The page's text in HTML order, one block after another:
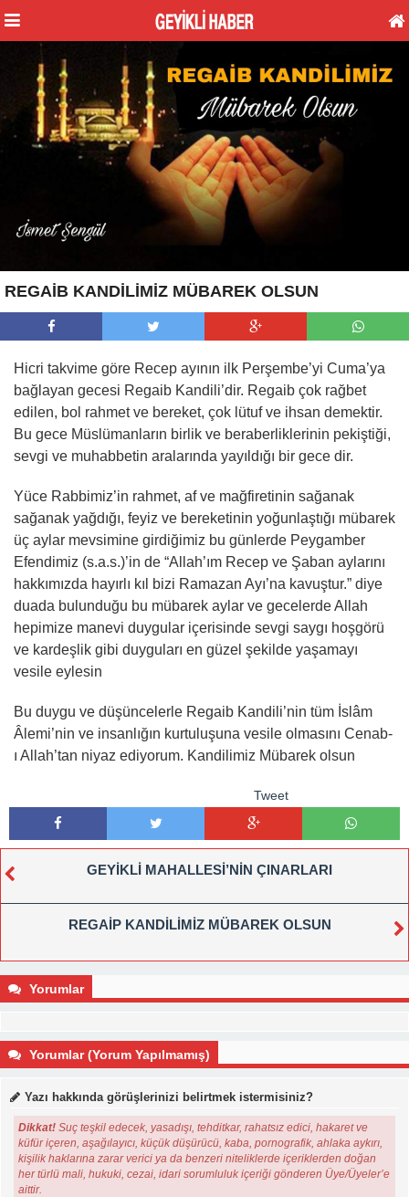
REGAİB KANDİLİMİZ MÜBAREK OLSUN
Hicri takvime göre Recep ayının ilk Perşembe’yi Cuma’ya
bağlayan gecesi Regaib Kandili’dir. Regaib çok rağbet
edilen, bol rahmet ve bereket, çok lütuf ve ihsan demektir.
Bu gece Müslümanların birlik ve beraberliklerinin pekiştiği,
sevgi ve muhabbetin aralarında yayıldığı bir gece dir.
Yüce Rabbimiz’in rahmet, af ve mağfiretinin sağanak
sağanak yağdığı, feyiz ve bereketinin yoğunlaştığı mübarek
üç aylar mevsimine girdiğimiz bu günlerde Peygamber
Efendimiz (s.a.s.)’in de “Allah’ım Recep ve Şaban aylarını
hakkımızda hayırlı kıl bizi Ramazan Ayı’na kavuştur.” diye
duada bulunduğu bu mübarek aylar ve gecelerde Allah
hepimize manevi duygular içerisinde sevgi saygı hoşgörü
ve kardeşlik gibi duyguları en güzel şekilde yaşamayı
vesile eylesin
Bu duygu ve düşüncelerle Regaib Kandili’nin tüm İslâm
Âlemi’nin ve insanlığın kurtuluşuna vesile olmasını Cenab-
ı Allah’tan niyaz ediyorum. Kandilimiz Mübarek olsun
Tweet
GEYİKLİ MAHALLESİ’NİN ÇINARLARI
REGAİP KANDİLİMİZ MÜBAREK OLSUN
Yorumlar
Yorumlar (Yorum Yapılmamış)
Yazı hakkında görüşlerinizi belirtmek istermisiniz?
Dikkat! Suç teşkil edecek, yasadışı, tehditkar, rahatsız edici, hakaret ve
küfür içeren, aşağılayıcı, küçük düşürücü, kaba, pornografik, ahlaka aykırı,
kişilik haklarına zarar verici ya da benzeri niteliklerde içeriklerden doğan
her türlü mali, hukuki, cezai, idari sorumluluk içeriği gönderen Üye/Üyeler’e
aittir.